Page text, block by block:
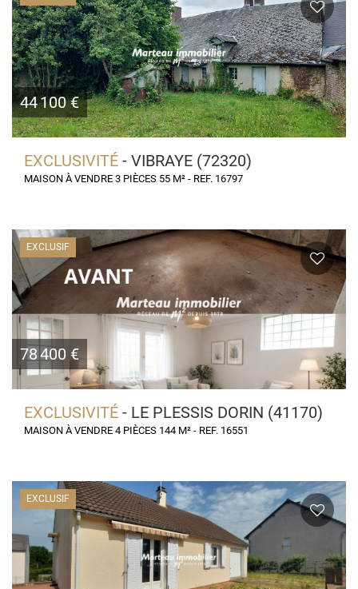
44 100 €
EXCLUSIVITÉ - VIBRAYE (72320)
MAISON À VENDRE 3 PIÈCES 55 M² - REF. 16797
EXCLUSIF
78 400 €
EXCLUSIVITÉ - LE PLESSIS DORIN (41170)
MAISON À VENDRE 4 PIÈCES 144 M² - REF. 16551
EXCLUSIF